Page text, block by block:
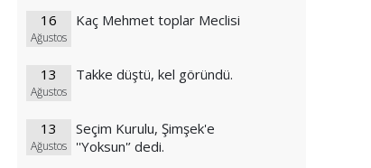
16
Ağustos
Kaç Mehmet toplar Meclisi
13
Ağustos
Takke düştü, kel göründü.
13
Ağustos
Seçim Kurulu, Şimşek'e
''Yoksun'’ dedi.